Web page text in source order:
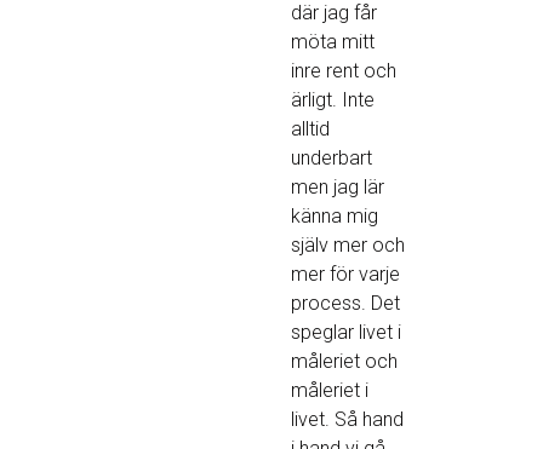
där jag får
möta mitt
inre rent och
ärligt. Inte
alltid
underbart
men jag lär
känna mig
själv mer och
mer för varje
process. Det
speglar livet i
måleriet och
måleriet i
livet. Så hand